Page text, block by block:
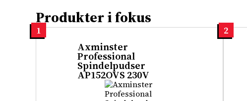
Produkter i fokus
1
Axminster
Professional
Spindelpudser
AP152OVS 230V
2